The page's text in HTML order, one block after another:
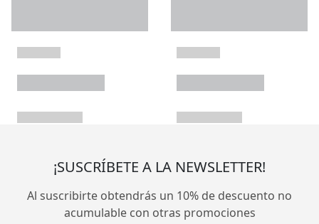
¡SUSCRÍBETE A LA NEWSLETTER!
Al suscribirte obtendrás un 10% de descuento no
acumulable con otras promociones